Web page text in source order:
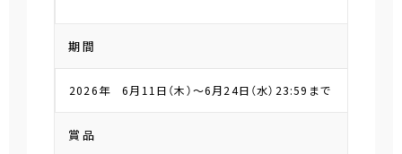
期間
2026年 6月11日（木）～6月24日（水）23:59まで
賞品